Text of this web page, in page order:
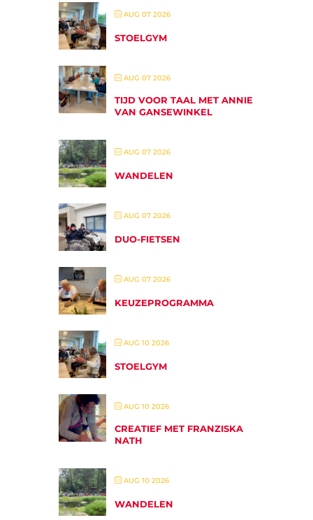
AUG 07 2026
STOELGYM
AUG 07 2026
TIJD VOOR TAAL MET ANNIE
VAN GANSEWINKEL
AUG 07 2026
WANDELEN
AUG 07 2026
DUO-FIETSEN
AUG 07 2026
KEUZEPROGRAMMA
AUG 10 2026
STOELGYM
AUG 10 2026
CREATIEF MET FRANZISKA
NATH
AUG 10 2026
WANDELEN